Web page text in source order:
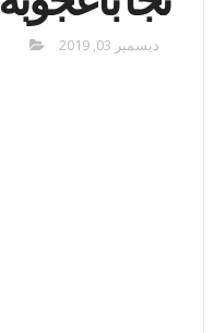
ديسمبر 03, 2019